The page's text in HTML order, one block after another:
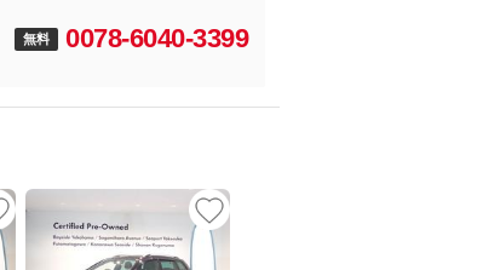
無料 0078-6040-3399